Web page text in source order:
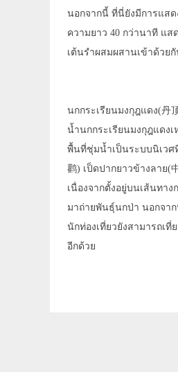
นอกจากนี้ ที่นี่ยังมีการแส
ความยาว 40 กว่านาที แ
เต้นรำผสมผสานเข้าด้วย
นกกระเรียนมงกุฎแดง(丹
น้ำนกกระเรียนมงกุฎแดง
พื้นที่ชุ่มน้ำเป็นระบบนิเวศ
鹳) เป็ดปากยาวข้างลาย(
เนื่องจากตั้งอยู่บนเส้นทา
มาถ่ายพันธุ์นกป่า นอกจา
นักท่องเที่ยวยังสามารถเ
อีกด้วย